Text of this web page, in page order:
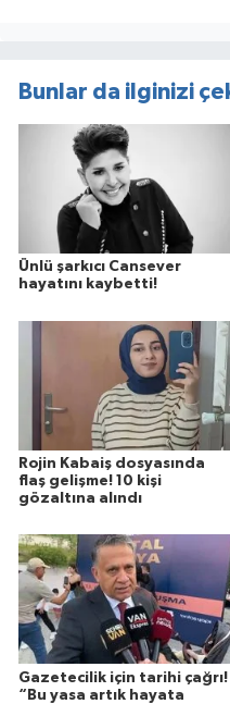
Bunlar da ilginizi
Ünlü şarkıcı Cansever
hayatını kaybetti!
Rojin Kabaiş dosyasında
flaş gelişme! 10 kişi
gözaltına alındı
Gazetecilik için tarihi çağrı!
“Bu yasa artık hayata